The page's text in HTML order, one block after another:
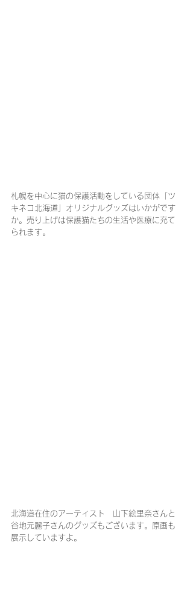
札幌を中心に猫の保護活動をしている団体「ツ
キネコ北海道」オリジナルグッズはいかがです
か。売り上げは保護猫たちの生活や医療に充て
られます。
北海道在住のアーティスト　山下絵里奈さんと
谷地元麗子さんのグッズもございます。原画も
展示していますよ。